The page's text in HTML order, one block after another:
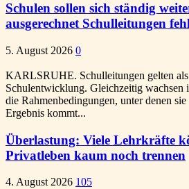
Schulen sollen sich ständig
ausgerechnet Schulleitungen
5. August 2026 0
KARLSRUHE. Schulleitungen gelten
Schulentwicklung. Gleichzeitig wachsen
die Rahmenbedingungen, unter denen
Ergebnis kommt...
Überlastung: Viele Lehrkräfte
Privatleben kaum noch trennen
4. August 2026 105